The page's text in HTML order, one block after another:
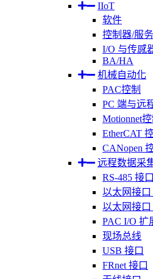
IIoT
软件
控制器/服
I/O 与传感
BA/HA
机械自动化
PAC控制
PC 端与远
Motionnet控
EtherCAT
CANopen
远程数据采
RS-485 接口
以太网接
以太网接
PAC I/O 扩
现场总线
USB 接口
FRnet 接口